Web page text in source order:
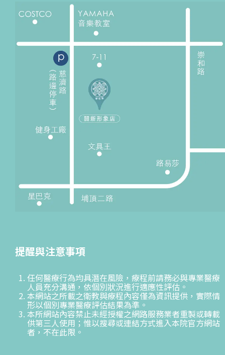
提醒與注意事項
任何醫療行為均具潛在風險，療程前請務必與專業醫療
人員充分溝通，依個別狀況進行適應性評估。
本網站之所載之衛教與療程內容僅為資訊提供，實際情
形以個別專業醫療評估結果為準。
本所網站內容禁止未經授權之網路服務業者重製或轉載
供第三人使用；惟以搜尋或連結方式進入本院官方網站
者，不在此限。